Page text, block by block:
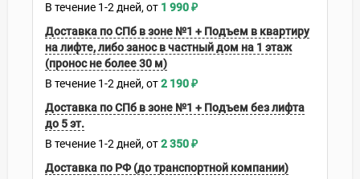
В течение 1-2 дней 1 990₽
Доставка по СПб в зоне №1 + Подъем в квартиру
на лифте, либо занос в частный дом на 1 этаж
(пронос не более 30 м)
В течение 1-2 дней 2 190₽
Доставка по СПб в зоне №1 + Подъем без лифта
до 5 эт.
В течение 1-2 дней 2 350₽
Доставка по РФ (до транспортной компании)